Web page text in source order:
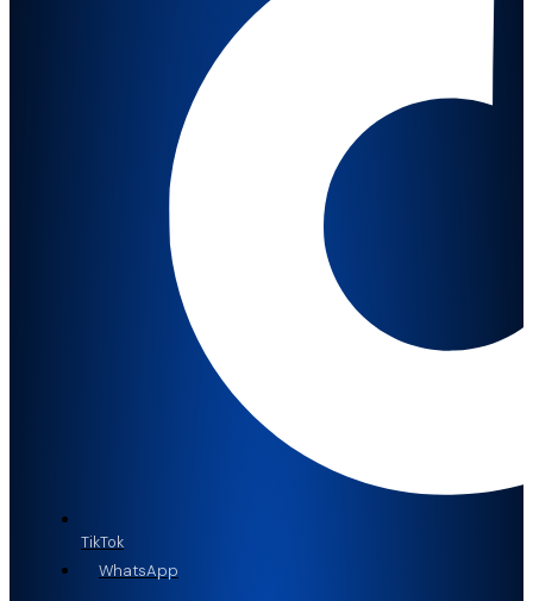
TikTok
WhatsApp